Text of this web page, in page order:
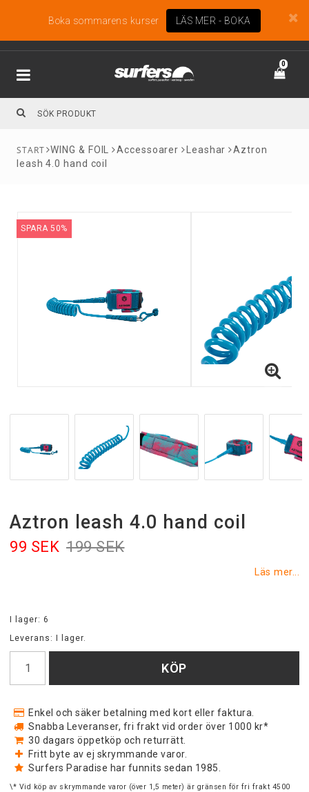
Boka sommarens kurser LÄS MER - BOKA
0
WING & FOIL Accessoarer Leashar
Aztron
leash 4.0 hand coil
SPARA 50%
Aztron leash 4.0 hand coil
199 SEK
99 SEK
Läs mer...
I lager: 6
Leverans:
I lager.
KÖP
Enkel och säker betalning med kort eller faktura.
Snabba Leveranser, fri frakt vid order över 1000 kr*
30 dagars öppetköp och returrätt.
Fritt byte av ej skrymmande varor.
Surfers Paradise har funnits sedan 1985.
\* Vid köp av skrymmande varor (över 1,5 meter) är gränsen för fri frakt 4500